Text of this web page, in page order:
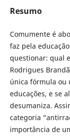
Resumo
Comumente é
faz pela
questionar: qual
Rodrigues
única fórmula ou
educações, e se
desumaniza.
categoria
importância de